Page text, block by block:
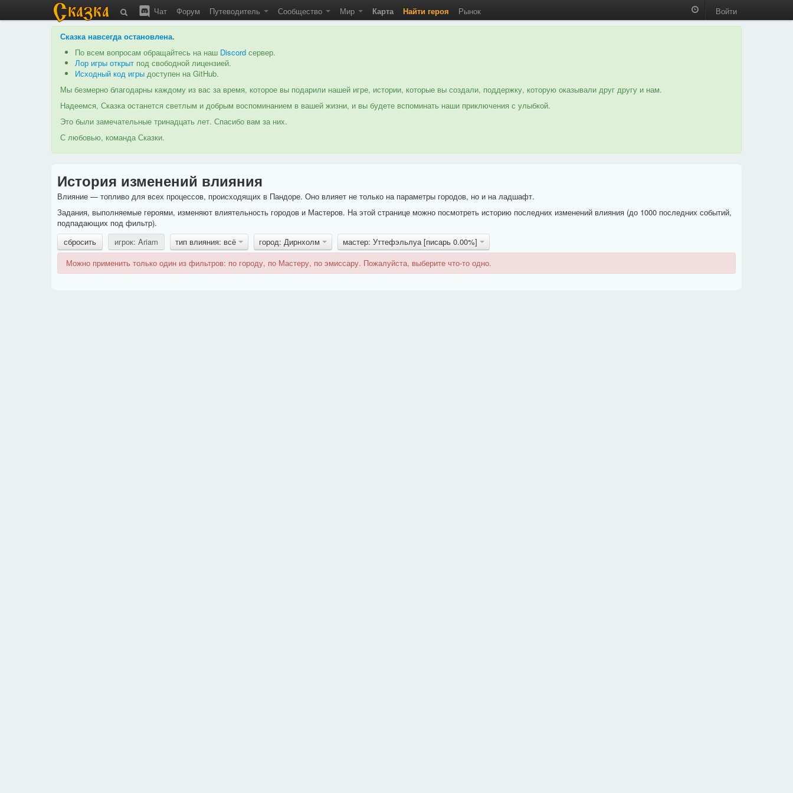
Чат Форум Путеводитель Сообщество Мир Карта Найти героя Рынок Войти
Сказка навсегда остановлена.
По всем вопросам обращайтесь на наш Discord сервер.
Лор игры открыт под свободной лицензией.
Исходный код игры доступен на GitHub.
Мы безмерно благодарны каждому из вас за время, которое вы подарили нашей игре, истории, которые вы создали, поддержку, которую оказывали друг другу и нам.
Надеемся, Сказка останется светлым и добрым воспоминанием в вашей жизни, и вы будете вспоминать наши приключения с улыбкой.
Это были замечательные тринадцать лет. Спасибо вам за них.
С любовью, команда Сказки.
История изменений влияния
Влияние — топливо для всех процессов, происходящих в Пандоре. Оно влияет не только на параметры городов, но и на ладшафт.
Задания, выполняемые героями, изменяют влиятельность городов и Мастеров. На этой странице можно посмотреть историю последних изменений влияния (до 1000 последних событий,
подпадающих под фильтр).
сбросить
игрок: Ariam тип влияния: всё город: Дирнхолм
мастер: Уттефэльлуа [писарь 0.00%]
Можно применить только один из фильтров: по городу, по Мастеру, по эмиссару. Пожалуйста, выберите что-то одно.